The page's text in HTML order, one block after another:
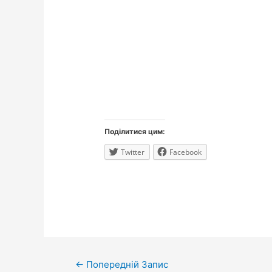
Поділитися цим:
Twitter Facebook
Навігація
← Попередній Запис